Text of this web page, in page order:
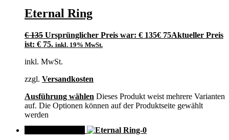
Eternal Ring
€135 Ursprünglicher Preis war: € 135€ 75Aktueller Preis
ist: € 75. inkl. 19% MwSt.
inkl. MwSt.
zzgl. Versandkosten
Ausführung wählen Dieses Produkt weist mehrere Varianten
auf. Die Optionen können auf der Produktseite gewählt
werden